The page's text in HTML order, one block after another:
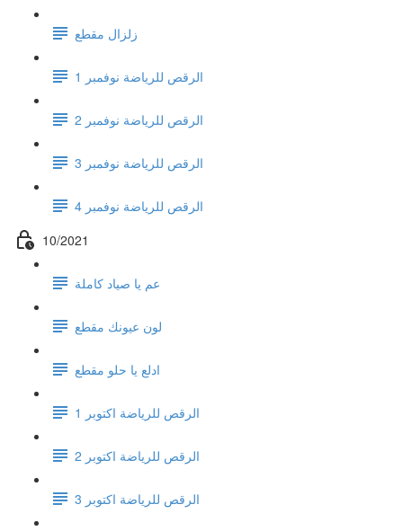
زلزال مقطع
الرقص للرياضة نوفمبر 1
الرقص للرياضة نوفمبر 2
الرقص للرياضة نوفمبر 3
الرقص للرياضة نوفمبر 4
10/2021
عم يا صياد كاملة
لون عيونك مقطع
ادلع يا حلو مقطع
الرقص للرياضة اكتوبر 1
الرقص للرياضة اكتوبر 2
الرقص للرياضة اكتوبر 3